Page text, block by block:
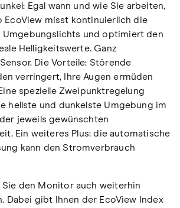
Egal wann und wie Sie arbeiten,
EcoView misst kontinuierlich die
Umgebungslichts und optimiert den
Helligkeitswerte. Ganz
Die Vorteile: Störende
verringert, Ihre Augen ermüden
spezielle Zweipunktregelung
hellste und dunkelste Umgebung im
jeweils gewünschten
Ein weiteres Plus: die automatische
kann den Stromverbrauch
den Monitor auch weiterhin
Dabei gibt Ihnen der EcoView Index